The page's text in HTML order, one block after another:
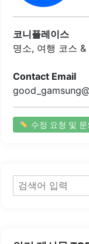
한 주류를 제공하
다.이곳은 고객의
양한 이벤트를 진
식사는 시원한 바
코니플레이스
명소, 여행 코스
Contact Email
수정 요청 및 문
검
색